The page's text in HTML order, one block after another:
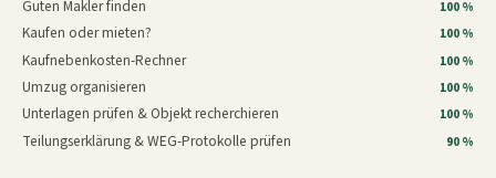
Guten Makler finden 100 %
Kaufen oder mieten? 100 %
Kaufnebenkosten-Rechner 100 %
Umzug organisieren 100 %
Unterlagen prüfen & Objekt recherchieren 100 %
Teilungserklärung & WEG-Protokolle prüfen 90 %